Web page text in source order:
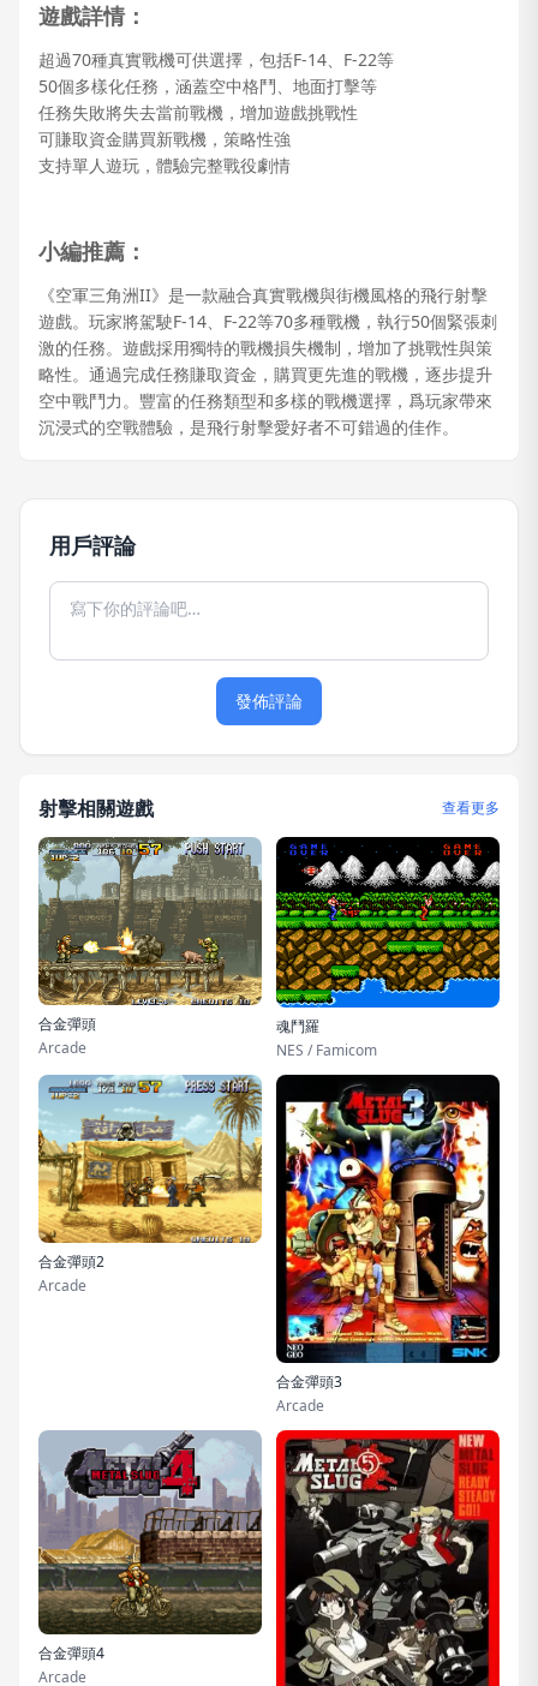
遊戲詳情：
超過70種真實戰機可供選擇，包括F-14、F-22等
50個多樣化任務，涵蓋空中格鬥、地面打擊等
任務失敗將失去當前戰機，增加遊戲挑戰性
可賺取資金購買新戰機，策略性強
支持單人遊玩，體驗完整戰役劇情
小編推薦：
《空軍三角洲II》是一款融合真實戰機與街機風格的飛行射擊
遊戲。玩家將駕駛F-14、F-22等70多種戰機，執行50個緊張刺
激的任務。遊戲採用獨特的戰機損失機制，增加了挑戰性與策
略性。通過完成任務賺取資金，購買更先進的戰機，逐步提升
空中戰鬥力。豐富的任務類型和多樣的戰機選擇，爲玩家帶來
沉浸式的空戰體驗，是飛行射擊愛好者不可錯過的佳作。
用戶評論
發佈評論
射擊相關遊戲 查看更多
合金彈頭
Arcade
魂鬥羅
NES / Famicom
合金彈頭2
Arcade
合金彈頭3
Arcade
合金彈頭4
Arcade